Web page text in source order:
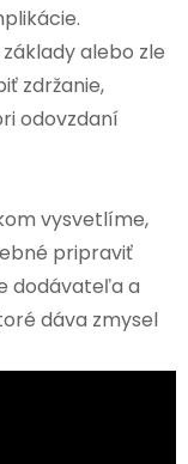
alebo zle
zdržanie,
odovzdaní
vysvetlíme,
pripraviť
dodávateľa a
dáva zmysel